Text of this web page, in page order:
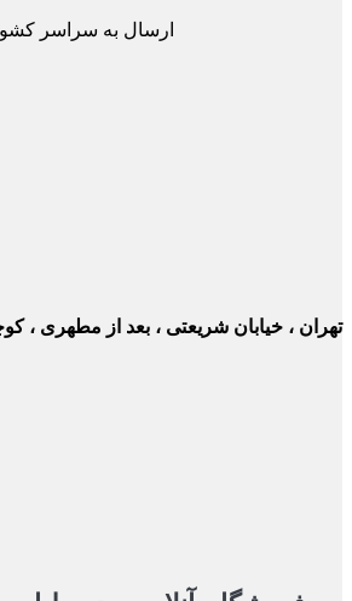
ارسال به سراسر کشور
، خیابان شریعتی ، بعد از مطهری ، کوچه